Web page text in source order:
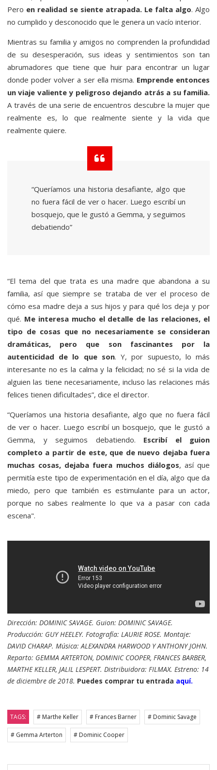
Pero en realidad se siente atrapada. Le falta algo. Algo
no cumplido y desconocido que le genera un vacío interior.
Mientras su familia y amigos no comprenden la profundidad
de su desesperación, sus ideas y sentimientos son tan
abrumadores que tiene que huir para encontrar un lugar
donde poder volver a ser ella misma. Emprende entonces
un viaje valiente y peligroso dejando atrás a su familia.
A través de una serie de encuentros descubre la mujer que
realmente es, lo que realmente siente y la vida que
realmente quiere.
“Queríamos una historia desafiante, algo que
no fuera fácil de ver o hacer. Luego escribí un
bosquejo, que le gustó a Gemma, y seguimos
debatiendo”
“El tema del que trata es una madre que abandona a su
familia, así que siempre se trataba de ver el proceso de
cómo esa madre deja a sus hijos y para qué los deja y por
qué. Me interesa mucho el detalle de las relaciones, el
tipo de cosas que no necesariamente se consideran
dramáticas, pero que son fascinantes por la
autenticidad de lo que son. Y, por supuesto, lo más
interesante no es la calma y la felicidad; no sé si la vida de
alguien las tiene necesariamente, incluso las relaciones más
felices tienen dificultades”, dice el director.
“Queríamos una historia desafiante, algo que no fuera fácil
de ver o hacer. Luego escribí un bosquejo, que le gustó a
Gemma, y seguimos debatiendo. Escribí el guion
completo a partir de este, que de nuevo dejaba fuera
muchas cosas, dejaba fuera muchos diálogos, así que
permitía este tipo de experimentación en el día, algo que da
miedo, pero que también es estimulante para un actor,
porque no sabes realmente lo que va a pasar con cada
escena".
Dirección: DOMINIC SAVAGE. Guion: DOMINIC SAVAGE.
Producción: GUY HEELEY. Fotografía: LAURIE ROSE. Montaje:
DAVID CHARAP. Música: ALEXANDRA HARWOOD Y ANTHONY JOHN.
Reparto: GEMMA ARTERTON, DOMINIC COOPER, FRANCES BARBER,
MARTHE KELLER, JALIL LESPERT. Distribuidora: FILMAX. Estreno: 14
de diciembre de 2018. Puedes comprar tu entrada aquí.
TAGS: # Marthe Keller # Frances Barner # Dominic Savage
# Gemma Arterton # Dominic Cooper